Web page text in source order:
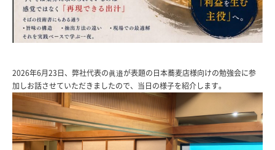
2026年6月23日、弊社代表の眞邉が表題の日本蕎麦店様向けの勉強会に参
加しお話させていただきましたので、当日の様子を紹介します。